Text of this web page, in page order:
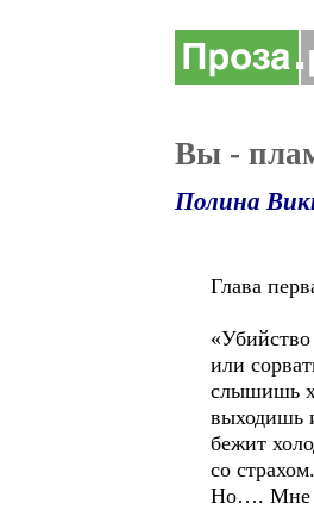
Вы -
Полина
Глава
или
слышишь
выходишь
бежит
со
Но…. Мне